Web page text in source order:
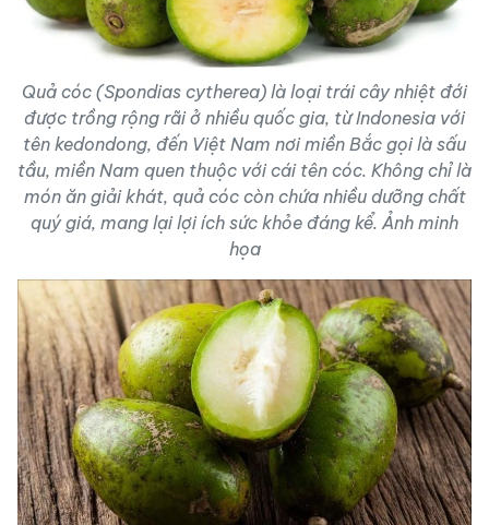
Quả cóc (Spondias cytherea) là loại trái cây nhiệt đới
được trồng rộng rãi ở nhiều quốc gia, từ Indonesia với
tên kedondong, đến Việt Nam nơi miền Bắc gọi là sấu
tầu, miền Nam quen thuộc với cái tên cóc. Không chỉ là
món ăn giải khát, quả cóc còn chứa nhiều dưỡng chất
quý giá, mang lại lợi ích sức khỏe đáng kể. Ảnh minh
họa